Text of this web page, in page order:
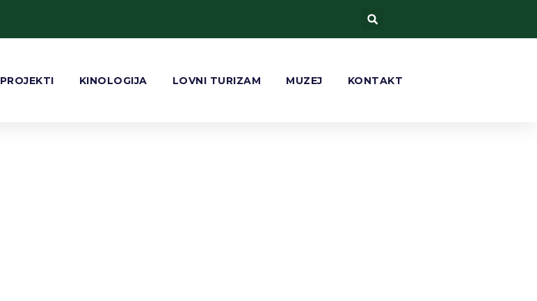
PROJEKTI KINOLOGIJA LOVNI TURIZAM MUZEJ KONTAKT